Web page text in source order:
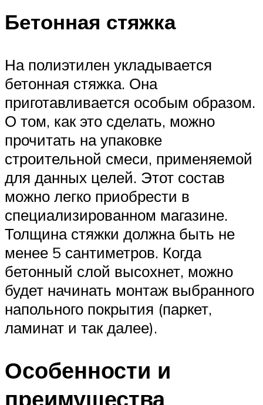
Бетонная стяжка
На полиэтилен укладывается
бетонная стяжка. Она
приготавливается особым образом.
О том, как это сделать, можно
прочитать на упаковке
строительной смеси, применяемой
для данных целей. Этот состав
можно легко приобрести в
специализированном магазине.
Толщина стяжки должна быть не
менее 5 сантиметров. Когда
бетонный слой высохнет, можно
будет начинать монтаж выбранного
напольного покрытия (паркет,
ламинат и так далее).
Особенности и
преимущества